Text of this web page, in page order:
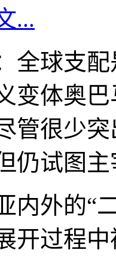
...
全球支
变体奥
管很少
仍试图
内外的“
开过程